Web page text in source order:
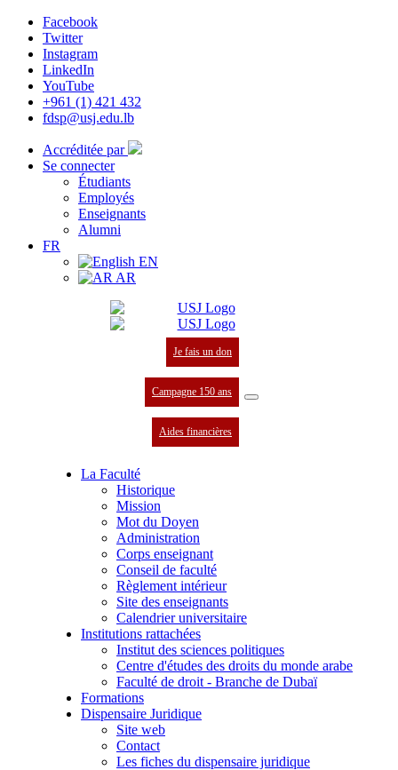
Facebook
Twitter
Instagram
LinkedIn
YouTube
+961 (1) 421 432
fdsp@usj.edu.lb
Accréditée par
Se connecter
Étudiants
Employés
Enseignants
Alumni
FR
EN
AR
Je fais un don
Campagne 150 ans
Aides financières
La Faculté
Historique
Mission
Mot du Doyen
Administration
Corps enseignant
Conseil de faculté
Règlement intérieur
Site des enseignants
Calendrier universitaire
Institutions rattachées
Institut des sciences politiques
Centre d'études des droits du monde arabe
Faculté de droit - Branche de Dubaï
Formations
Dispensaire Juridique
Site web
Contact
Les fiches du dispensaire juridique